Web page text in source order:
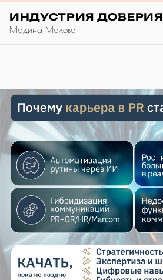
ИНДУСТРИЯ ДОВЕРИЯ
Мадина Малова